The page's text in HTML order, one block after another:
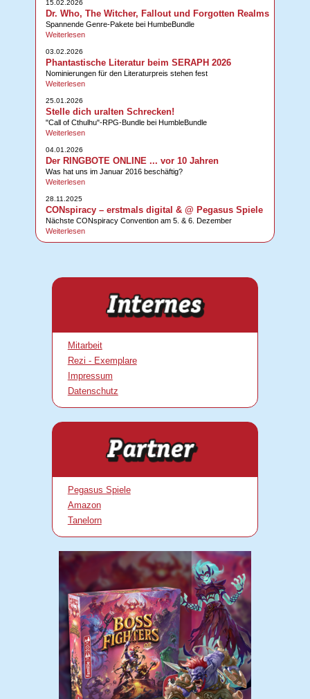
15.02.2026
Dr. Who, The Witcher, Fallout und Forgotten Realms
Spannende Genre-Pakete bei HumbeBundle
Weiterlesen
03.02.2026
Phantastische Literatur beim SERAPH 2026
Nominierungen für den Literaturpreis stehen fest
Weiterlesen
25.01.2026
Stelle dich uralten Schrecken!
"Call of Cthulhu"-RPG-Bundle bei HumbleBundle
Weiterlesen
04.01.2026
Der RINGBOTE ONLINE ... vor 10 Jahren
Was hat uns im Januar 2016 beschäftig?
Weiterlesen
28.11.2025
CONspiracy – erstmals digital & @ Pegasus Spiele
Nächste CONspiracy Convention am 5. & 6. Dezember
Weiterlesen
Mitarbeit
Rezi - Exemplare
Impressum
Datenschutz
Pegasus Spiele
Amazon
Tanelorn